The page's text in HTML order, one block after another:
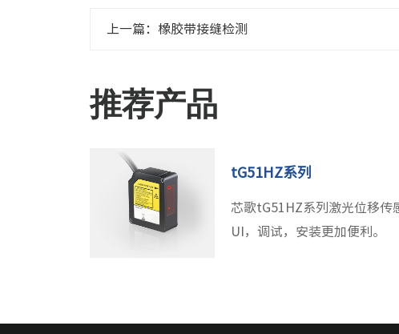
上一篇：橡胶带接缝检测
推荐产品
tG51HZ系列
芯歌tG51HZ系列激光位移传
UI，调试，安装更加便利。